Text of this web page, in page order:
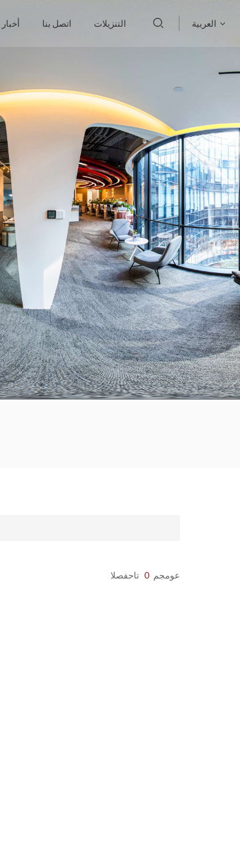
أخبار اتصل بنا التنزيلات العربية
Deutsch
русский
italiano
español
português
العربية
한국의
Tiếng việt
Indonesia
中文
عومجم 0 تاحفصلا